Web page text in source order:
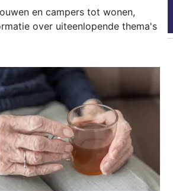
en campers tot wonen,
over uiteenlopende thema's